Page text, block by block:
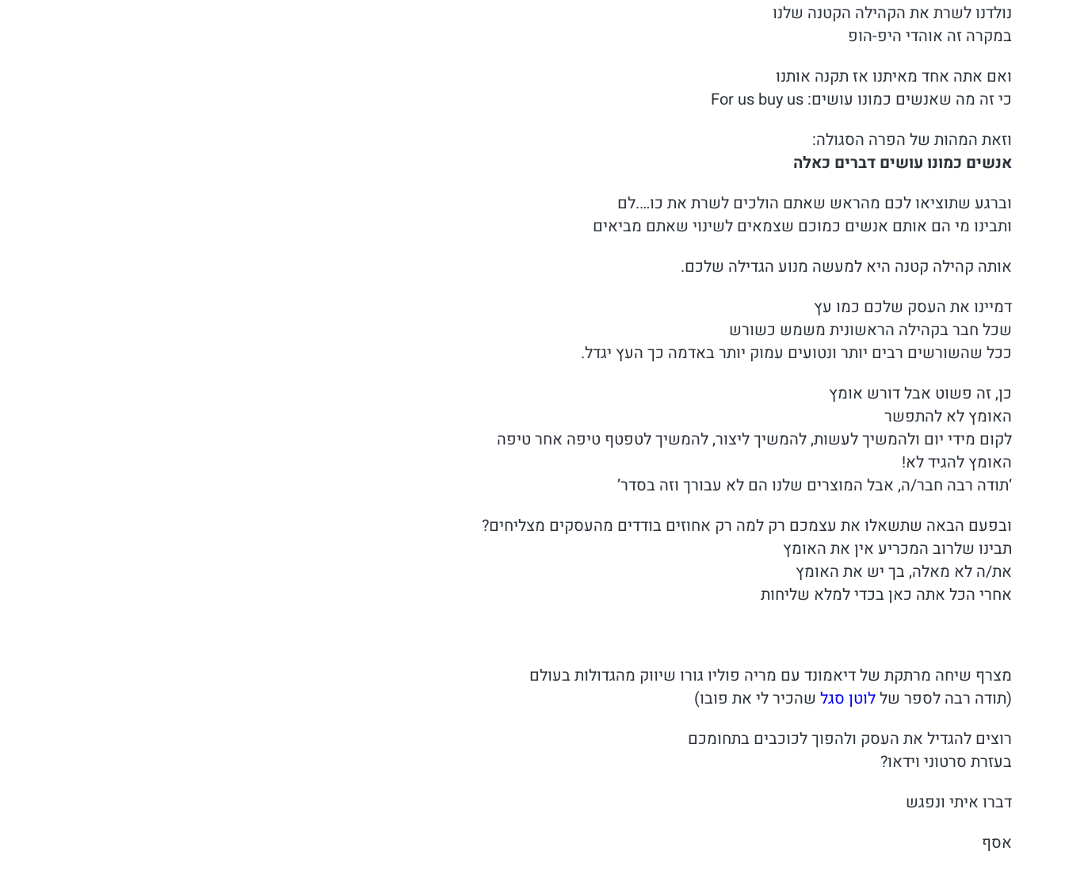
נולדנו לשרת את הקהילה הקטנה שלנו
במקרה זה אוהדי היפ-הופ
ואם אתה אחד מאיתנו אז תקנה אותנו
כי זה מה שאנשים כמונו עושים: For us buy us
וזאת המהות של הפרה הסגולה:
אנשים כמונו עושים דברים כאלה
וברגע שתוציאו לכם מהראש שאתם הולכים לשרת את כו….לם
ותבינו מי הם אותם אנשים כמוכם שצמאים לשינוי שאתם מביאים
אותה קהילה קטנה היא למעשה מנוע הגדילה שלכם.
דמיינו את העסק שלכם כמו עץ
שכל חבר בקהילה הראשונית משמש כשורש
ככל שהשורשים רבים יותר ונטועים עמוק יותר באדמה כך העץ יגדל.
כן, זה פשוט אבל דורש אומץ
האומץ לא להתפשר
לקום מידי יום ולהמשיך לעשות, להמשיך ליצור, להמשיך לטפטף טיפה אחר טיפה
האומץ להגיד לא!
‘תודה רבה חבר/ה, אבל המוצרים שלנו הם לא עבורך וזה בסדר’
ובפעם הבאה שתשאלו את עצמכם רק למה רק אחוזים בודדים מהעסקים מצליחים?
תבינו שלרוב המכריע אין את האומץ
את/ה לא מאלה, בך יש את האומץ
אחרי הכל אתה כאן בכדי למלא שליחות
מצרף שיחה מרתקת של דיאמונד עם מריה פוליו גורו שיווק מהגדולות בעולם
(תודה רבה לספר שללוטן סגל שהכיר לי את פובו)
רוצים להגדיל את העסק ולהפוך לכוכבים בתחומכם
בעזרת סרטוני וידאו?
דברו איתי ונפגש
אסף